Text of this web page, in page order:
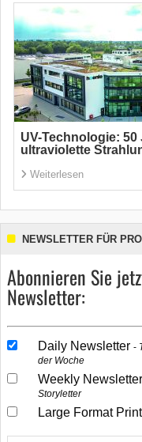
UV-Technologie:
ultraviolette
Weiterlesen
NEWSLETTER FÜR
Abonnieren Sie
Newsletter:
Daily Newsletter
der Woche
Weekly Newsletter
Storyletter
Large Format